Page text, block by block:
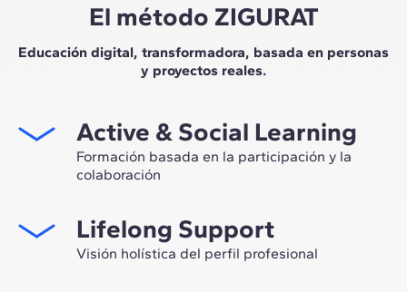
El método ZIGURAT
Educación digital, transformadora, basada en personas
y proyectos reales.
Active & Social Learning
Formación basada en la participación y la
colaboración
network profesional, sino tener la ocasión única de
participar en grupos de trabajo seleccionados,
asesorados por el expertise de nuestros profesores,
Lifelong Support
Visión holística del perfil profesional